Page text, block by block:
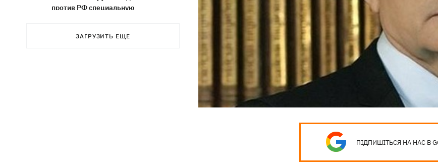
против РФ специальную
ЗАГРУЗИТЬ ЕЩЕ
ПІДПИШІТЬСЯ НА НАС В